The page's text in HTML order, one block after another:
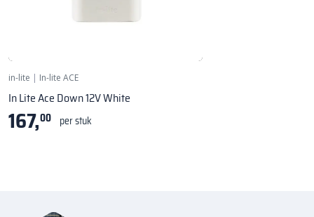
in-lite | In-lite ACE
In Lite Ace Down 12V White
167,00 per stuk